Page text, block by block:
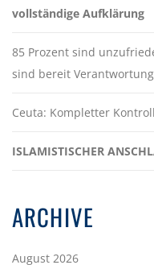
vollständige Aufklärung
85 Prozent sind
sind bereit
Ceuta: Kompletter
ISLAMISTISCHER
ARCHIVE
August 2026